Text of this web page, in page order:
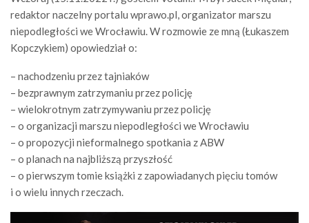
redaktor naczelny portalu wprawo.pl, organizator marszu
niepodległości we Wrocławiu. W rozmowie ze mną (Łukaszem
Kopczykiem) opowiedział o:
– nachodzeniu przez tajniaków
– bezprawnym zatrzymaniu przez policję
– wielokrotnym zatrzymywaniu przez policję
– o organizacji marszu niepodległości we Wrocławiu
– o propozycji nieformalnego spotkania z ABW
– o planach na najbliższą przyszłość
– o pierwszym tomie książki z zapowiadanych pięciu tomów
i o wielu innych rzeczach.